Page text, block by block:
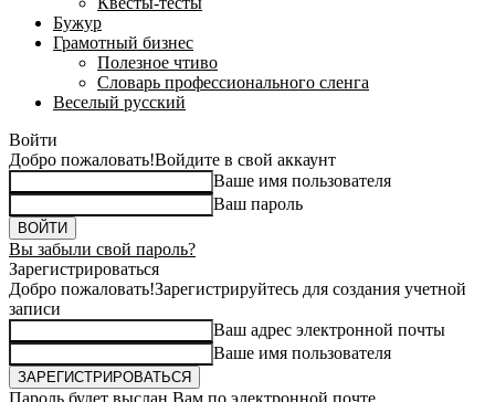
Бужур
Грамотный бизнес
Полезное чтиво
Словарь профессионального сленга
Веселый русский
Войти
Добро пожаловать!Войдите в свой аккаунт
Ваше имя пользователя
Ваш пароль
Вы забыли свой пароль?
Зарегистрироваться
Добро пожаловать!Зарегистрируйтесь для создания учетной
записи
Ваш адрес электронной почты
Ваше имя пользователя
Пароль будет выслан Вам по электронной почте.